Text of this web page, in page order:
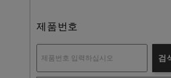
제품번호
검